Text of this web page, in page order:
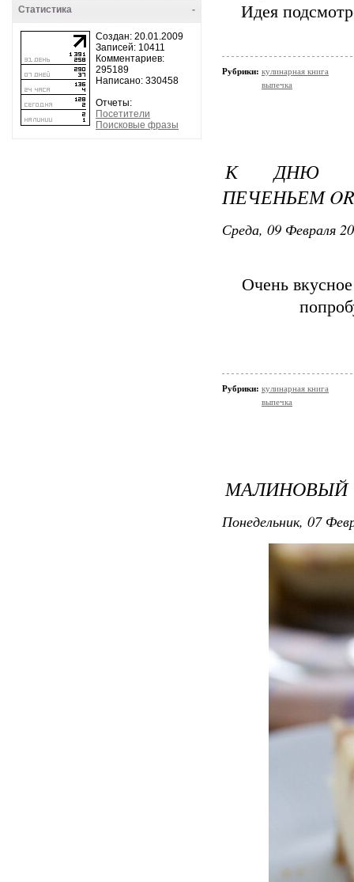
-
Статистика
Создан: 20.01.2009
Записей: 10411
Комментариев:
295189
Написано: 330458
Отчеты:
Посетители
Поисковые фразы
Идея
Рубрики: кулинарная книга
выпечка
К ДНЮ
ПЕЧЕНЬЕМ
Среда, 09 Февраля
Очень
Рубрики: кулинарная книга
выпечка
МАЛИНОВЫЙ
Понедельник, 07